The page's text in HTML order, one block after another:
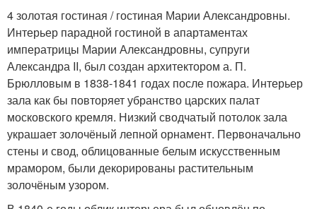
4 золотая гостиная / гостиная Марии Александровны.
Интерьер парадной гостиной в апартаментах
императрицы Марии Александровны, супруги
Александра II, был создан архитектором а. П.
Брюлловым в 1838-1841 годах после пожара. Интерьер
зала как бы повторяет убранство царских палат
московского кремля. Низкий сводчатый потолок зала
украшает золочёный лепной орнамент. Первоначально
стены и свод, облицованные белым искусственным
мрамором, были декорированы растительным
золочёным узором.